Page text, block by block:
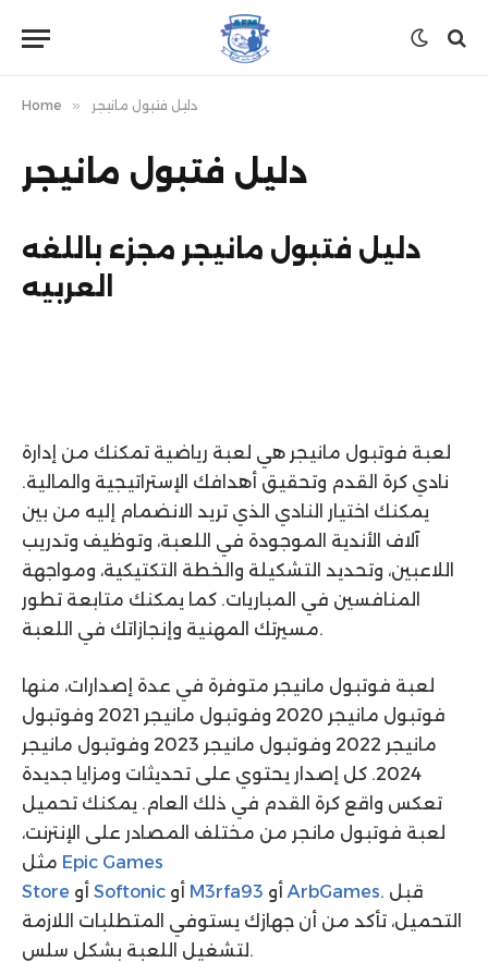
Home » دليل فتبول مانيجر
دليل فتبول مانيجر
دليل فتبول مانيجر مجزء باللغه
العربيه
لعبة فوتبول مانيجر هي لعبة رياضية تمكنك من إدارة
نادي كرة القدم وتحقيق أهدافك الإستراتيجية والمالية.
يمكنك اختيار النادي الذي تريد الانضمام إليه من بين
آلاف الأندية الموجودة في اللعبة، وتوظيف وتدريب
اللاعبين، وتحديد التشكيلة والخطة التكتيكية، ومواجهة
المنافسين في المباريات. كما يمكنك متابعة تطور
مسيرتك المهنية وإنجازاتك في اللعبة.
لعبة فوتبول مانيجر متوفرة في عدة إصدارات، منها
فوتبول مانيجر 2020 وفوتبول مانيجر 2021 وفوتبول
مانيجر 2022 وفوتبول مانيجر 2023 وفوتبول مانيجر
2024. كل إصدار يحتوي على تحديثات ومزايا جديدة
تعكس واقع كرة القدم في ذلك العام. يمكنك تحميل
لعبة فوتبول مانجر من مختلف المصادر على الإنترنت،
Epic Games
Store
Softonic M3rfa93 ArbGames. قبل
التحميل، تأكد من أن جهازك يستوفي المتطلبات اللازمة
لتشغيل اللعبة بشكل سلس.